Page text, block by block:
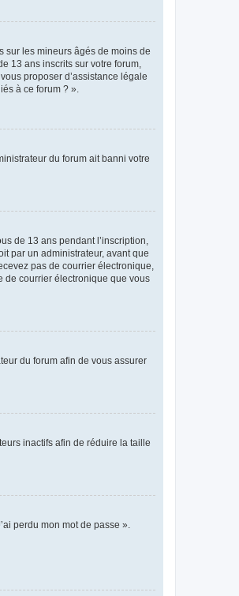
sur les mineurs âgés de moins de
13 ans inscrits sur votre forum,
proposer d’assistance légale
à ce forum ? ».
du forum ait banni votre
de 13 ans pendant l’inscription,
par un administrateur, avant que
pas de courrier électronique,
de courrier électronique que vous
du forum afin de vous assurer
inactifs afin de réduire la taille
perdu mon mot de passe ».